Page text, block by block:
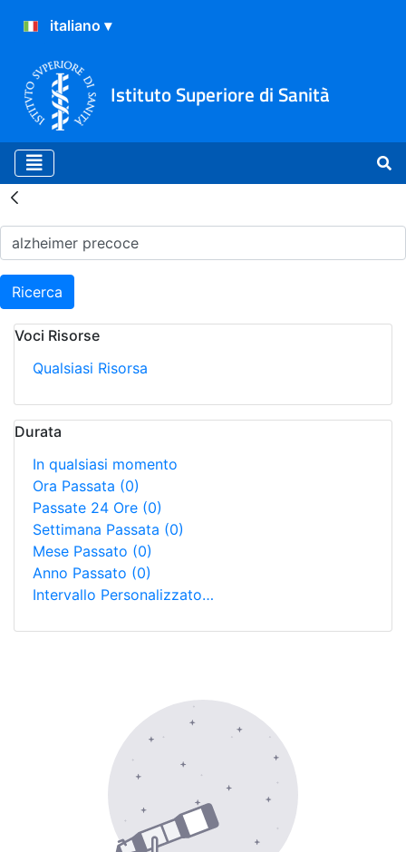
Istituto Superiore di Sanità
Risultati della Ricerca -
Ricerca
Voci Risorse
Qualsiasi Risorsa
Durata
In qualsiasi momento
Ora Passata (0)
Passate 24 Ore (0)
Settimana Passata (0)
Mese Passato (0)
Anno Passato (0)
Intervallo Personalizzato…